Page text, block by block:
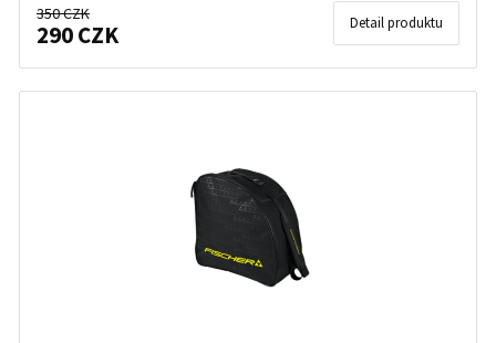
350 CZK
290 CZK Detail produktu